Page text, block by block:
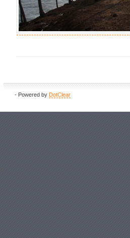
- Powered byDotClear